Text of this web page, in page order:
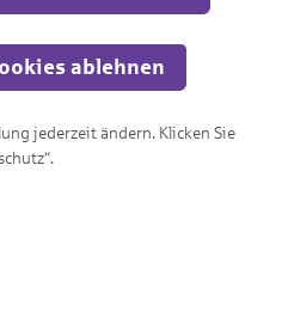
ablehnen
jederzeit ändern. Klicken Sie